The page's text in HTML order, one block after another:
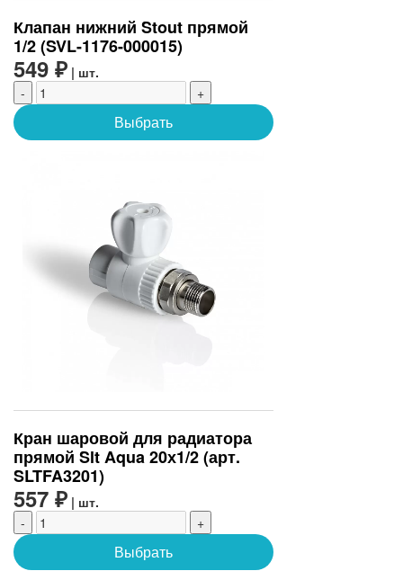
Клапан нижний Stout прямой
1/2 (SVL-1176-000015)
549 ₽ | шт.
-
+
Выбрать
Кран шаровой для радиатора
прямой Slt Aqua 20х1/2 (арт.
SLTFA3201)
557 ₽ | шт.
-
+
Выбрать